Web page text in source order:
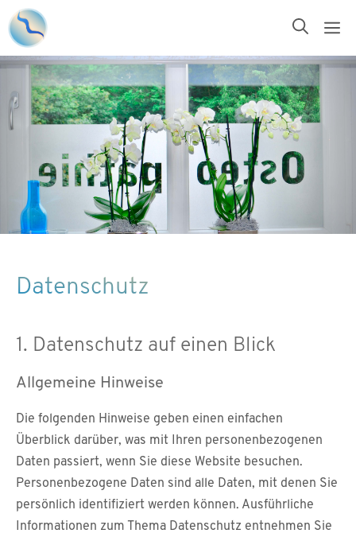
Zum
Inhalt
springen
Datenschutz
1. Datenschutz auf einen Blick
Allgemeine Hinweise
Die folgenden Hinweise geben einen einfachen
Überblick darüber, was mit Ihren personenbezogenen
Daten passiert, wenn Sie diese Website besuchen.
Personenbezogene Daten sind alle Daten, mit denen Sie
persönlich identifiziert werden können. Ausführliche
Informationen zum Thema Datenschutz entnehmen Sie